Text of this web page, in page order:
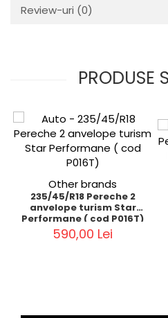
Review-uri (0)
PRODUSE
Other brands
235/45/R18 Pereche 2
anvelope turism Star
Performane ( cod P016T)
590,00 Lei